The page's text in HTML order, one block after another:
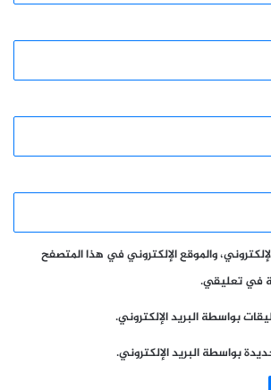
والموقع الإلكتروني في هذا المتصفح
في تعليقي.
بواسطة البريد الإلكتروني.
بواسطة البريد الإلكتروني.